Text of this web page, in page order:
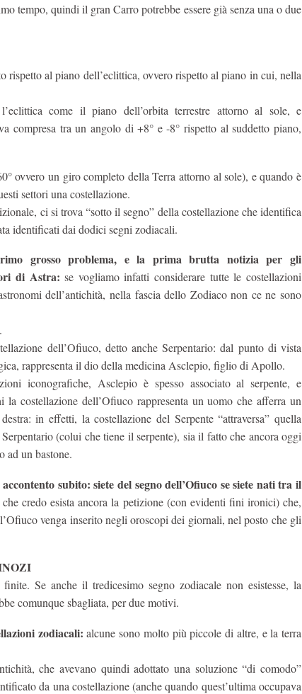
tempo, quindi il gran Carro potrebbe essere già senza una o due
rispetto al piano dell’eclittica, ovvero rispetto al piano in cui, nella
come il piano dell’orbita terrestre attorno al sole, e
compresa tra un angolo di +8° e -8° rispetto al suddetto piano,
ovvero un giro completo della Terra attorno al sole), e quando è
settori una costellazione.
ci si trova “sotto il segno” della costellazione che identifica
identificati dai dodici segni zodiacali.
grosso problema, e la prima brutta notizia per gli
di Astra: se vogliamo infatti considerare tutte le costellazioni
dell’antichità, nella fascia dello Zodiaco non ce ne sono
dell’Ofiuco, detto anche Serpentario: dal punto di vista
rappresenta il dio della medicina Asclepio, figlio di Apollo.
iconografiche, Asclepio è spesso associato al serpente, e
la costellazione dell’Ofiuco rappresenta un uomo che afferra un
in effetti, la costellazione del Serpente “attraversa” quella
(colui che tiene il serpente), sia il fatto che ancora oggi
ad un bastone.
subito: siete del segno dell’Ofiuco se siete nati tra il
che credo esista ancora la petizione (con evidenti fini ironici) che,
venga inserito negli oroscopi dei giornali, nel posto che gli
Se anche il tredicesimo segno zodiacale non esistesse, la
comunque sbagliata, per due motivi.
zodiacali: alcune sono molto più piccole di altre, e la terra
che avevano quindi adottato una soluzione “di comodo”
da una costellazione (anche quando quest’ultima occupava